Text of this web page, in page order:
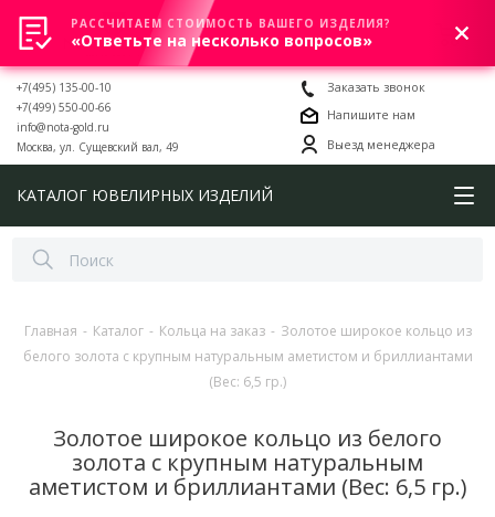
0
+7(495) 135-00-10
+7(499) 550-00-66
info@nota-gold.ru
Москва, ул. Сущевский вал, 49
Заказать звонок
Напишите нам
Выезд менеджера
КАТАЛОГ ЮВЕЛИРНЫХ ИЗДЕЛИЙ
Главная - Каталог - Кольца на заказ - Золотое широкое кольцо из
белого золота с крупным натуральным аметистом и бриллиантами
(Вес: 6,5 гр.)
Золотое широкое кольцо из белого
золота с крупным натуральным
аметистом и бриллиантами (Вес: 6,5 гр.)
РАССЧИТАЕМ СТОИМОСТЬ ВАШЕГО ИЗДЕЛИЯ?
«Ответьте на несколько вопросов»